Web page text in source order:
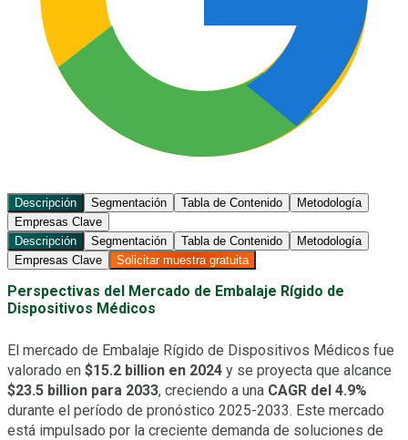
Descripción Segmentación Tabla de Contenido
Metodología
Empresas Clave
Descripción
Segmentación Tabla de Contenido
Metodología
Empresas Clave
Solicitar muestra gratuita
Perspectivas del Mercado de Embalaje Rígido de
Dispositivos Médicos
El mercado de Embalaje Rígido de Dispositivos Médicos fue
valorado en $15.2 billion en 2024 y se proyecta que alcance
$23.5 billion para 2033, creciendo a una CAGR del 4.9%
durante el período de pronóstico 2025-2033. Este mercado
está impulsado por la creciente demanda de soluciones de